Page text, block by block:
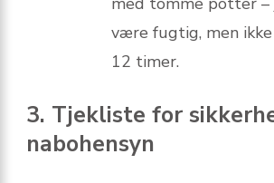
være fugtig, men
12 timer.
3. Tjekliste for
nabohensyn